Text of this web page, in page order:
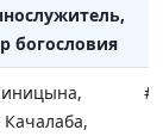
богословия